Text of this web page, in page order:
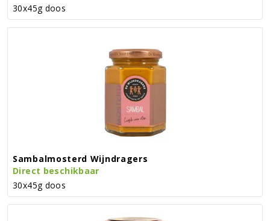
30x45g doos
Sambalmosterd Wijndragers
Direct beschikbaar
30x45g doos